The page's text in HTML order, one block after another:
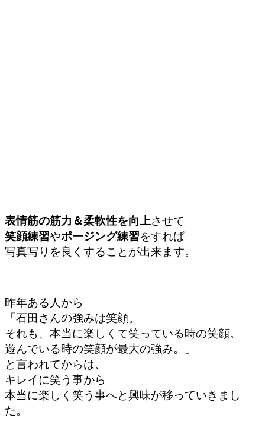
表情筋の筋力＆柔軟性を向上させて
笑顔練習やポージング練習をすれば
写真写りを良くすることが出来ます。
昨年ある人から
「石田さんの強みは笑顔。
それも、本当に楽しくて笑っている時の笑顔。
遊んでいる時の笑顔が最大の強み。」
と言われてからは、
キレイに笑う事から
本当に楽しく笑う事へと興味が移っていきまし
た。